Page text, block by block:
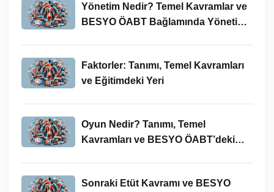
Yönetim Nedir? Temel Kavramlar ve
BESYO ÖABT Bağlamında Yönetim
Faktorler: Tanımı, Temel Kavramları
ve Eğitimdeki Yeri
Oyun Nedir? Tanımı, Temel
Kavramları ve BESYO ÖABT’deki
Sonraki Etüt Kavramı ve BESYO